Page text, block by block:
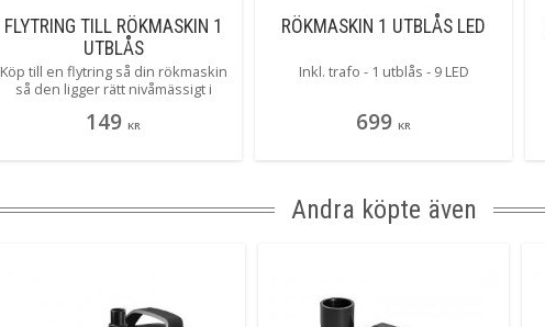
FLYTRING TILL RÖKMASKIN 1
UTBLÅS
Köp till en flytring så din rökmaskin
så den ligger rätt nivåmässigt i
bästa sätt.
149 KR
RÖKMASKIN 1 UTBLÅS LED
Inkl. trafo - 1 utblås - 9 LED
699 KR
Andra köpte även